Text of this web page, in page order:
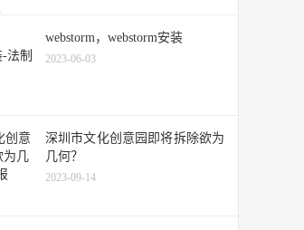
webstorm，webstorm安装
2023-06-03
深圳市文化创意园即将拆除欲为
几何？
2023-09-14